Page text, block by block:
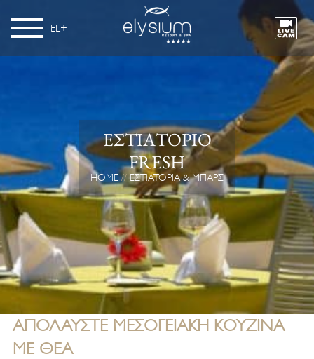
EL
ΕΣΤΙΑΤΟΡΙΟ
FRESH
HOME ΕΣΤΙΑΤΌΡΙΑ & ΜΠΑΡΣ
ΑΠΟΛΑΎΣΤΕ ΜΕΣΟΓΕΙΑΚΉ ΚΟΥΖΊΝΑ
ΜΕ ΘΈΑ